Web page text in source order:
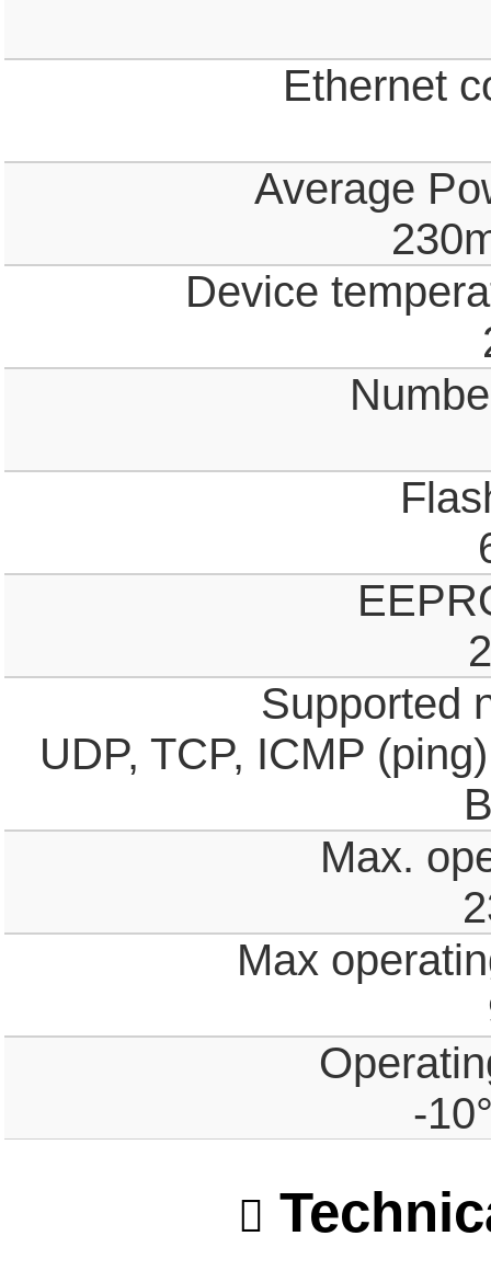
Ethernet
Average
Device
Supported
UDP, TCP, ICMP
Max.
Max
-